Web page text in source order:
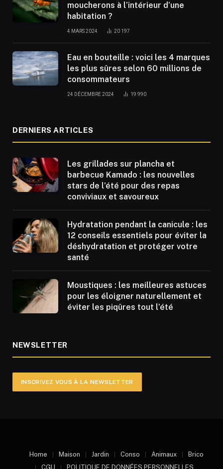
moucherons à l’intérieur d’une
habitation ?
4 MARS 2024 20 197
Eau en bouteille : voici les 4 marques
les plus sûres selon 60 millions de
consommateurs
24 DÉCEMBRE 2024 19 990
DERNIERS ARTICLES
Les grillades sur plancha et
barbecue Kamado : les nouvelles
stars de l’été pour des repas
conviviaux et savoureux
Hydratation pendant la canicule : les
12 conseils essentiels pour éviter la
déshydratation et protéger votre
santé
Moustiques : les meilleures astuces
pour les éloigner naturellement et
éviter les piqûres tout l’été
NEWSLETTER
INSCRIVEZ VOUS À LA NEWSLETTER
Home Maison Jardin Conso Animaux
Brico
CGU
POLITIQUE DE DONNÉES PERSONNELLES